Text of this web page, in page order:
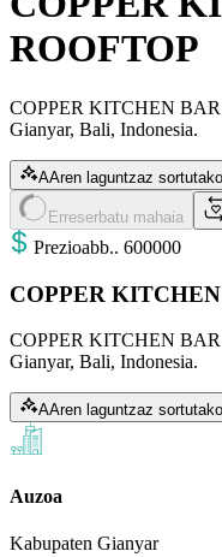
ROOFTOP
COPPER KITCHEN
Gianyar, Bali, Indonesia.
AAren laguntzaz
Erreserbatu mahaia
Prezioabb.. 600000
COPPER
COPPER KITCHEN
Gianyar, Bali, Indonesia.
AAren laguntzaz
Auzoa
Kabupaten Gianyar